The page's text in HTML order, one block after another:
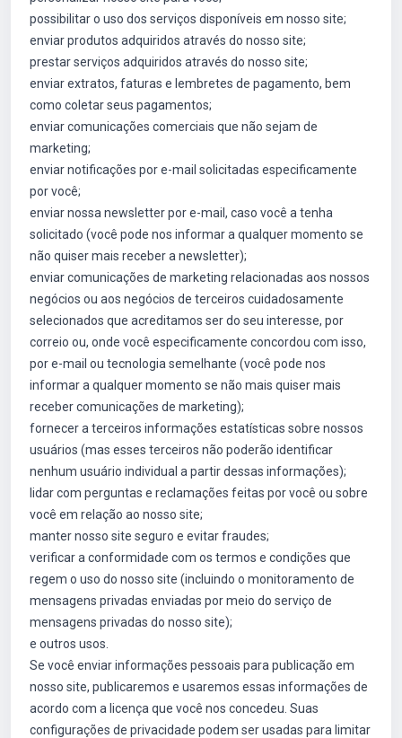
possibilitar o uso dos serviços disponíveis em nosso site;
enviar produtos adquiridos através do nosso site;
prestar serviços adquiridos através do nosso site;
enviar extratos, faturas e lembretes de pagamento, bem
como coletar seus pagamentos;
enviar comunicações comerciais que não sejam de
marketing;
enviar notificações por e-mail solicitadas especificamente
por você;
enviar nossa newsletter por e-mail, caso você a tenha
solicitado (você pode nos informar a qualquer momento se
não quiser mais receber a newsletter);
enviar comunicações de marketing relacionadas aos nossos
negócios ou aos negócios de terceiros cuidadosamente
selecionados que acreditamos ser do seu interesse, por
correio ou, onde você especificamente concordou com isso,
por e-mail ou tecnologia semelhante (você pode nos
informar a qualquer momento se não mais quiser mais
receber comunicações de marketing);
fornecer a terceiros informações estatísticas sobre nossos
usuários (mas esses terceiros não poderão identificar
nenhum usuário individual a partir dessas informações);
lidar com perguntas e reclamações feitas por você ou sobre
você em relação ao nosso site;
manter nosso site seguro e evitar fraudes;
verificar a conformidade com os termos e condições que
regem o uso do nosso site (incluindo o monitoramento de
mensagens privadas enviadas por meio do serviço de
mensagens privadas do nosso site);
e outros usos.
Se você enviar informações pessoais para publicação em
nosso site, publicaremos e usaremos essas informações de
acordo com a licença que você nos concedeu. Suas
configurações de privacidade podem ser usadas para limitar